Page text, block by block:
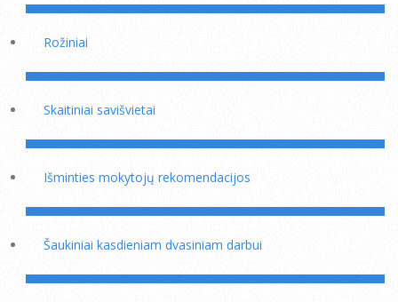
Rožiniai
Skaitiniai savišvietai
Išminties mokytojų rekomendacijos
Šaukiniai kasdieniam dvasiniam darbui